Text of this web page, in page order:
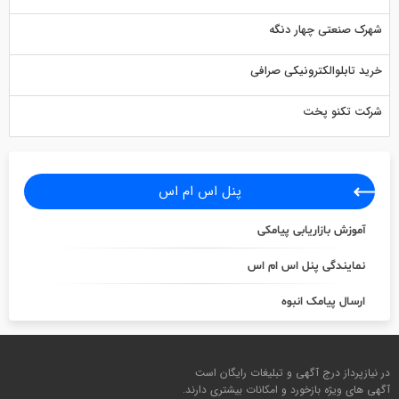
شهرک صنعتی چهار دنگه
خرید تابلوالکترونیکی صرافی
شرکت تکنو پخت
پنل اس ام اس
آموزش بازاریابی پیامکی
نمایندگی پنل اس ام اس
ارسال پیامک انبوه
در نیازپرداز درج آگهی و تبلیغات رایگان است
آگهی های ویژه بازخورد و امکانات بیشتری دارند.